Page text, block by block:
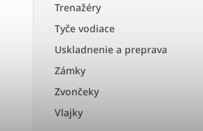
Trenažéry
Tyče vodiace
Uskladnenie a preprava
Zámky
Zvončeky
Vlajky